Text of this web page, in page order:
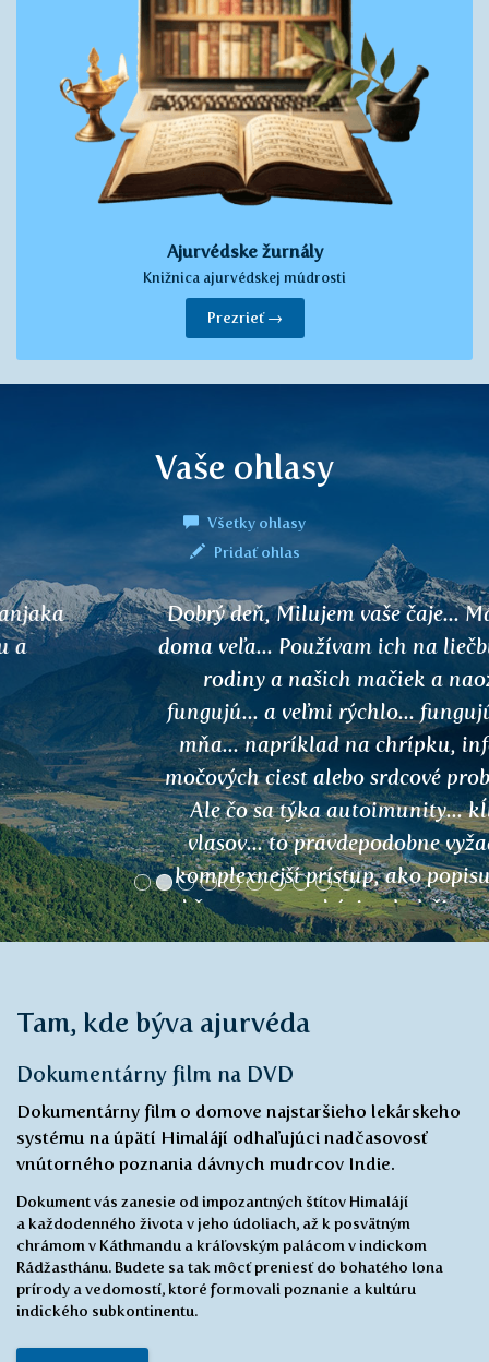
Ajurvédske žurnály
Knižnica ajurvédskej múdrosti
Prezrieť →
Vaše ohlasy
Všetky ohlasy
Pridať ohlas
Dobrý deň, Milujem vaše čaje... Mám ich
doma veľa... Používam ich na liečbu svojej
rodiny a našich mačiek a naozaj
fungujú... a veľmi rýchlo... fungujú aj na
mňa... napríklad na chrípku, infekcie
močových ciest alebo srdcové problémy...
Ale čo sa týka autoimunity... kĺbov,
vlasov... to pravdepodobne vyžaduje
komplexnejší prístup, ako popisujete...
takže teraz sa pokúsim dodržiavať všetko
a uvidíme... Ešte raz vám veľmi pekne
žehnaj...
Tam, kde býva ajurvéda
Dokumentárny film na DVD
Dokumentárny film o domove najstaršieho lekárskeho